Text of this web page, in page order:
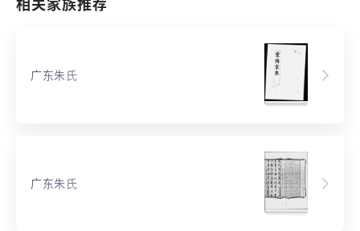
相关家族推荐
广东朱氏
广东朱氏